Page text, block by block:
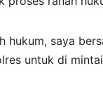
hukum, saya
untuk di